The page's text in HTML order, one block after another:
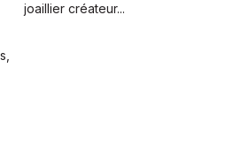
joaillier créateur...